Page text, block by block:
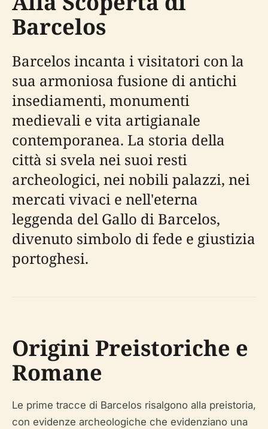
Barcelos
Barcelos incanta i visitatori con la
sua armoniosa fusione di antichi
insediamenti, monumenti
medievali e vita artigianale
contemporanea. La storia della
città si svela nei suoi resti
archeologici, nei nobili palazzi, nei
mercati vivaci e nell'eterna
leggenda del Gallo di Barcelos,
divenuto simbolo di fede e giustizia
portoghesi.
Origini Preistoriche e
Romane
Le prime tracce di Barcelos risalgono alla preistoria,
con evidenze archeologiche che evidenziano una